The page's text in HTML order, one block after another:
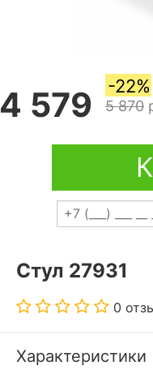
4 579 -22%
5 870
Стул 27931
0
Характеристики